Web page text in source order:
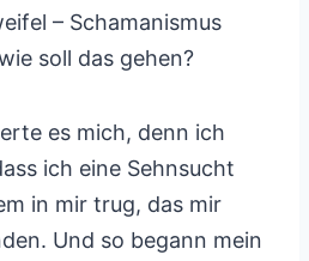
– Schamanismus
soll das gehen?
es mich, denn ich
ich eine Sehnsucht
in mir trug, das mir
Und so begann mein